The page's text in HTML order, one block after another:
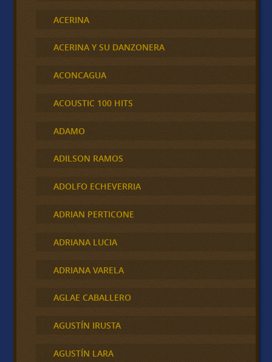
ACERINA
ACERINA Y SU DANZONERA
ACONCAGUA
ACOUSTIC 100 HITS
ADAMO
ADILSON RAMOS
ADOLFO ECHEVERRIA
ADRIAN PERTICONE
ADRIANA LUCIA
ADRIANA VARELA
AGLAE CABALLERO
AGUSTÍN IRUSTA
AGUSTÍN LARA